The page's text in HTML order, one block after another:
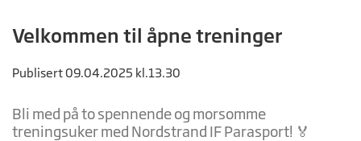
Velkommen til åpne treninger
Publisert 09.04.2025 kl.13.30
Bli med på to spennende og morsomme
treningsuker med Nordstrand IF Parasport! 🏅